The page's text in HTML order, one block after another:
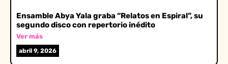
Ensamble Abya Yala graba “Relatos en Espiral”, su
segundo disco con repertorio inédito
Ver más
abril 9, 2026